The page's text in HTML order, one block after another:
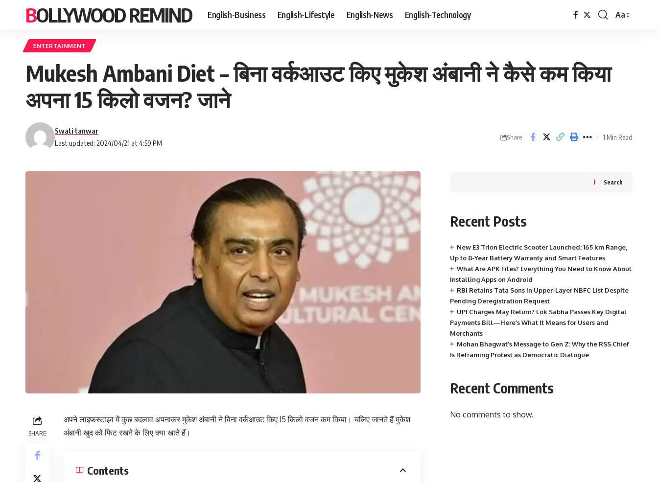
BOLLYWOOD REMIND English-Business English-Lifestyle English-News English-Technology
Font
Aa
ENTERTAINMENT
Mukesh Ambani Diet – बिना वर्कआउट किए मुकेश अंबानी ने कैसे कम किया
अपना 15 किलो वजन? जाने
Last updated: 2024/04/21 at 4:59 PM
Swati tanwar
Share 1 Min Read
SHARE
अपने लाइफस्टाइव में कुछ बदलाव अपनाकर मुकेश अंबानी ने बिना वर्कआउट किए 15 किलो वजन कम किया। चलिए जानते हैं मुकेश
अंबानी खुद को फिट रखने के लिए क्या खाते हैं।
Contents
Search
Recent Posts
New E3 Trion Electric Scooter Launched: 165 km Range,
Up to 8-Year Battery Warranty and Smart Features
What Are APK Files? Everything You Need to Know About
Installing Apps on Android
RBI Retains Tata Sons in Upper-Layer NBFC List Despite
Pending Deregistration Request
UPI Charges May Return? Lok Sabha Passes Key Digital
Payments Bill—Here’s What It Means for Users and
Merchants
Mohan Bhagwat’s Message to Gen Z: Why the RSS Chief
Is Reframing Protest as Democratic Dialogue
Recent Comments
No comments to show.